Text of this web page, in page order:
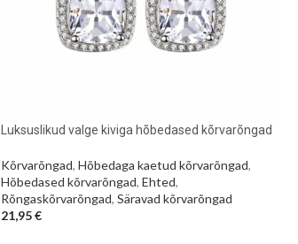
Luksuslikud valge kiviga hõbedased kõrvarõngad
Kõrvarõngad, Hõbedaga kaetud kõrvarõngad,
Hõbedased kõrvarõngad, Ehted,
Rõngaskõrvarõngad, Säravad kõrvarõngad
21,95€